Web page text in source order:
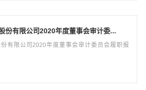
份有限公司2020年度董事会审计委...
有限公司2020年度董事会审计委员会履职报